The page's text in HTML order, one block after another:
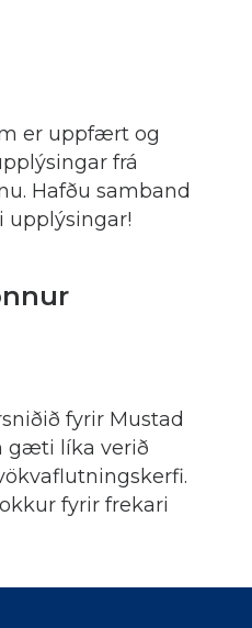
er uppfært og
frá
Hafðu samband
upplýsingar!
fyrir Mustad
gæti líka verið
fyrir frekari